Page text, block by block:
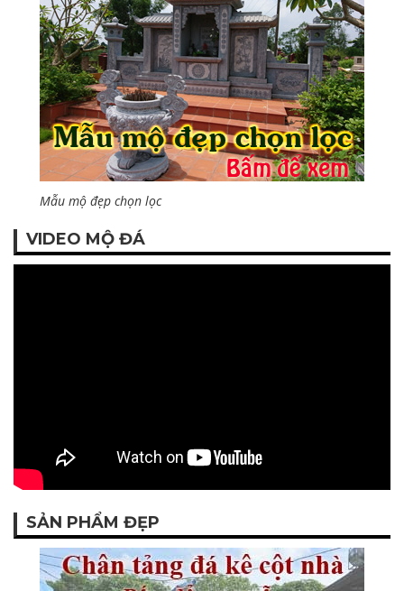
Mẫu mộ đẹp chọn lọc
VIDEO MỘ ĐÁ
SẢN PHẨM ĐẸP